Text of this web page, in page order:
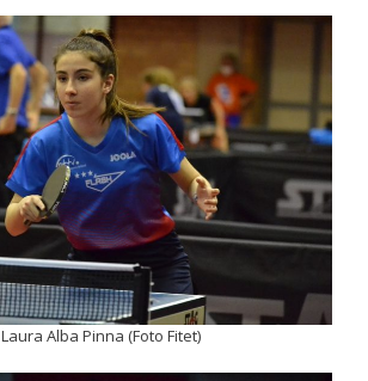
Laura Alba Pinna (Foto Fitet)